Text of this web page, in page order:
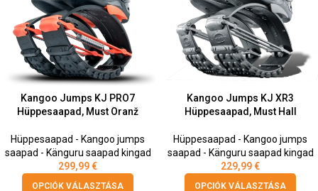
Kangoo Jumps KJ PRO7
Hüppesaapad, Must Oranž
Hüppesaapad - Kangoo jumps
saapad - Känguru saapad kingad
299,99€
OPCIÓK VÁLASZTÁSA
Kangoo Jumps KJ XR3
Hüppesaapad, Must Hall
Hüppesaapad - Kangoo jumps
saapad - Känguru saapad kingad
229,99€
OPCIÓK VÁLASZTÁSA